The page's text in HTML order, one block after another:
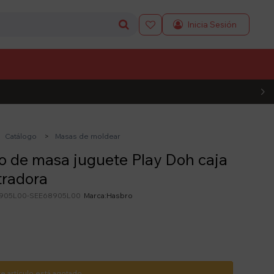

Catálogo Masas de moldear
de masa juguete Play Doh caja
SEE68905L00 Hasbro